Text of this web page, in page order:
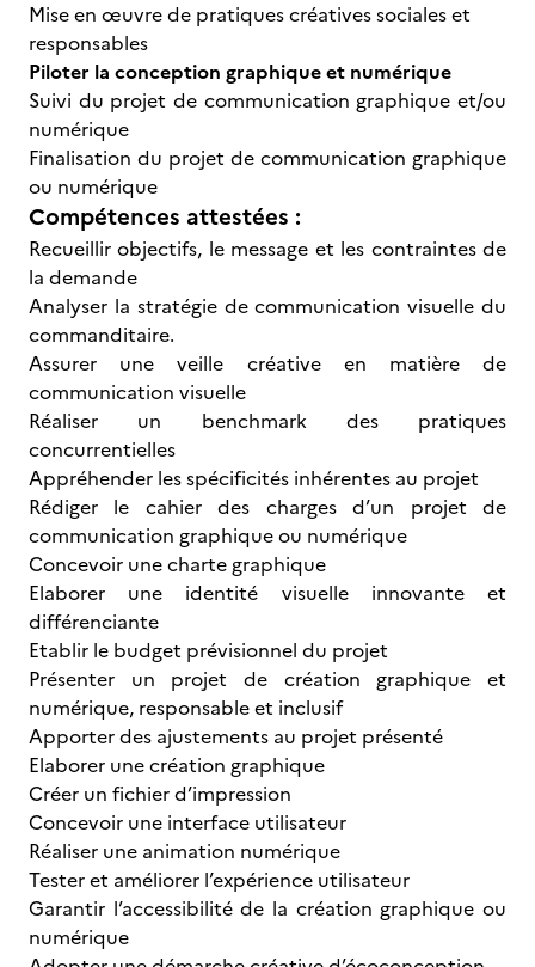
Mise en œuvre de pratiques créatives sociales et
responsables
Piloter la conception graphique et numérique
Suivi du projet de communication graphique et/ou
numérique
Finalisation du projet de communication graphique
ou numérique
Compétences attestées :
Recueillir objectifs, le message et les contraintes de
la demande
Analyser la stratégie de communication visuelle du
commanditaire.
Assurer une veille créative en matière de
communication visuelle
Réaliser un benchmark des pratiques
concurrentielles
Appréhender les spécificités inhérentes au projet
Rédiger le cahier des charges d’un projet de
communication graphique ou numérique
Concevoir une charte graphique
Elaborer une identité visuelle innovante et
différenciante
Etablir le budget prévisionnel du projet
Présenter un projet de création graphique et
numérique, responsable et inclusif
Apporter des ajustements au projet présenté
Elaborer une création graphique
Créer un fichier d’impression
Concevoir une interface utilisateur
Réaliser une animation numérique
Tester et améliorer l’expérience utilisateur
Garantir l’accessibilité de la création graphique ou
numérique